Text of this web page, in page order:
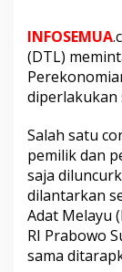
INFOSEMUA
(DTL)
diperlakukan
Salah satu
pemilik dan
saja
dilantarkan
Adat Melayu
RI Prabowo
sama